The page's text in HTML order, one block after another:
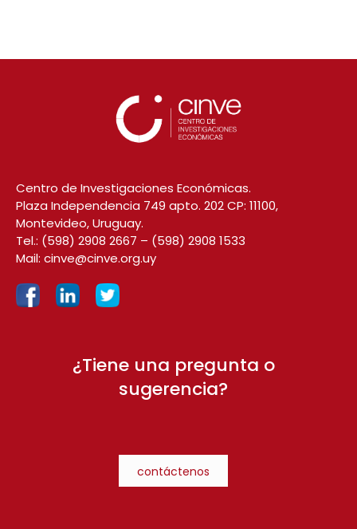
Centro de Investigaciones Económicas.
Plaza Independencia 749 apto. 202 CP: 11100,
Montevideo, Uruguay.
Tel.: (598) 2908 2667 – (598) 2908 1533
Mail: cinve@cinve.org.uy
¿Tiene una pregunta o
sugerencia?
contáctenos